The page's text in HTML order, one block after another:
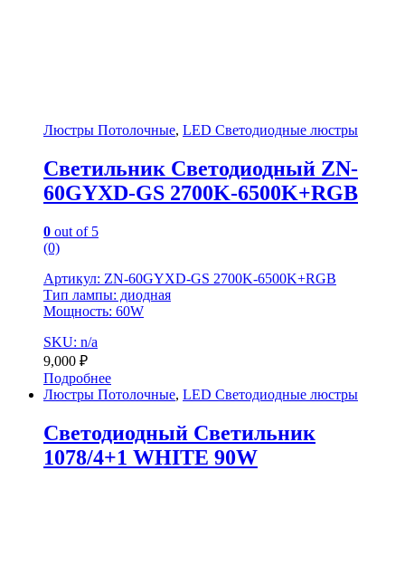
Люстры Потолочные, LED Светодиодные люстры
Светильник Светодиодный ZN-
60GYXD-GS 2700K-6500K+RGB
0 out of 5
(0)
Артикул: ZN-60GYXD-GS 2700K-6500K+RGB
Тип лампы: диодная
Мощность: 60W
SKU: n/a
9,000 ₽
Подробнее
Люстры Потолочные, LED Светодиодные люстры
Светодиодный Светильник
1078/4+1 WHITE 90W